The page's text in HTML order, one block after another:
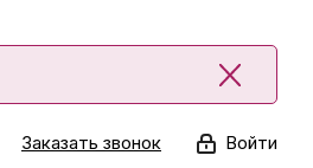
Войти
Заказать звонок